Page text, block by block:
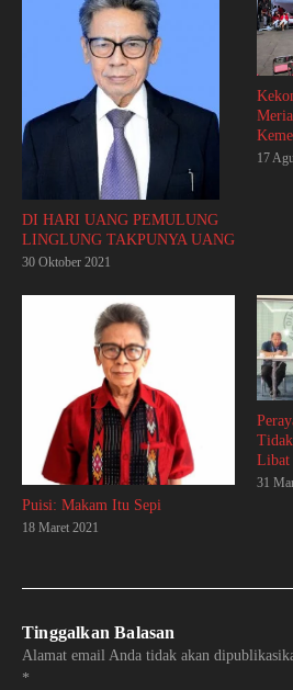
DI HARI UANG PEMULUNG
LINGLUNG TAKPUNYA UANG
30 Oktober 2021
17
Puisi: Makam Itu Sepi
18 Maret 2021
Libat
31
Tinggalkan Balasan
Alamat email Anda tidak akan
*